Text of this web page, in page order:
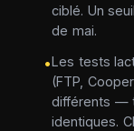
ciblé. Un
de mai.
•Les tests
(FTP,
différents —
identiques.